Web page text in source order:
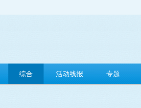
综合 活动线报 专题